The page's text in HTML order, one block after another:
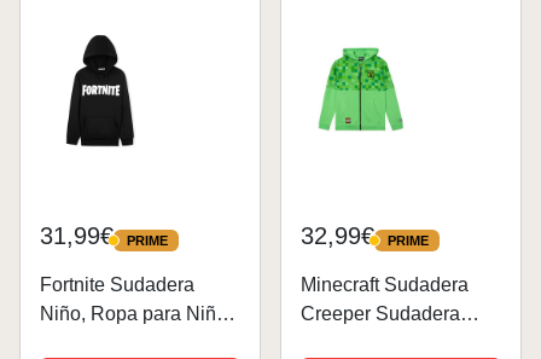
31,99€ PRIME
PRIME
Fortnite Sudadera
Niño, Ropa para Niño
32,99€ PRIME
PRIME
Minecraft Sudadera
Creeper Sudadera